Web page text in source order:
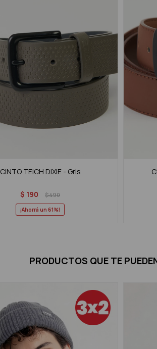
CINTO TEICH DIXIE - Gris
$ 190 $490
61
PRODUCTOS QUE TE